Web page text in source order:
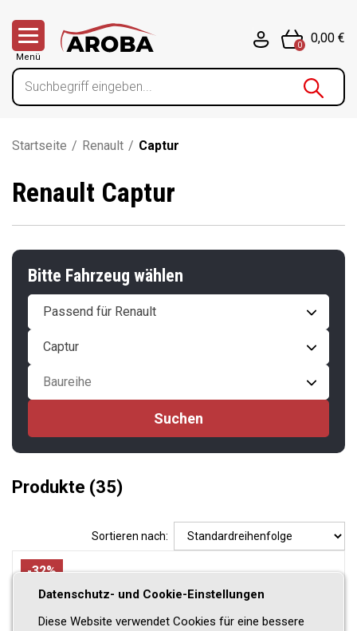
Menü
0
0,00 €
Startseite / Renault / Captur
Renault Captur
Bitte Fahrzeug wählen
Passend für Renault
Captur
Baureihe
Produkte (35)
Sortieren nach:
-32%
Datenschutz- und Cookie-Einstellungen
Diese Website verwendet Cookies für eine bessere